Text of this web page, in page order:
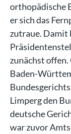
orthopädische
er sich das
zutraue. Damit
zunächst
Baden-
Limperg den
deutsche
war zuvor